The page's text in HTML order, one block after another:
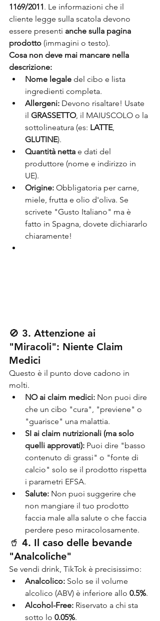
1169/2011. Le informazioni che il
cliente legge sulla scatola devono
essere presenti anche sulla pagina
prodotto (immagini o testo).
Cosa non deve mai mancare nella
descrizione:
Nome legale del cibo e lista
ingredienti completa.
Allergeni: Devono risaltare! Usate
il GRASSETTO, il MAIUSCOLO o la
sottolineatura (es: LATTE,
GLUTINE).
Quantità netta e dati del
produttore (nome e indirizzo in
UE).
Origine: Obbligatoria per carne,
miele, frutta e olio d'oliva. Se
scrivete "Gusto Italiano" ma è
fatto in Spagna, dovete dichiararlo
chiaramente!
🚫 3. Attenzione ai
"Miracoli": Niente Claim
Medici
Questo è il punto dove cadono in
molti.
NO ai claim medici: Non puoi dire
che un cibo "cura", "previene" o
"guarisce" una malattia.
SI ai claim nutrizionali (ma solo
quelli approvati): Puoi dire "basso
contenuto di grassi" o "fonte di
calcio" solo se il prodotto rispetta
i parametri EFSA.
Salute: Non puoi suggerire che
non mangiare il tuo prodotto
faccia male alla salute o che faccia
perdere peso miracolosamente.
🥤 4. Il caso delle bevande
"Analcoliche"
Se vendi drink, TikTok è precisissimo:
Analcolico: Solo se il volume
alcolico (ABV) è inferiore allo 0.5%.
Alcohol-Free: Riservato a chi sta
sotto lo 0.05%.